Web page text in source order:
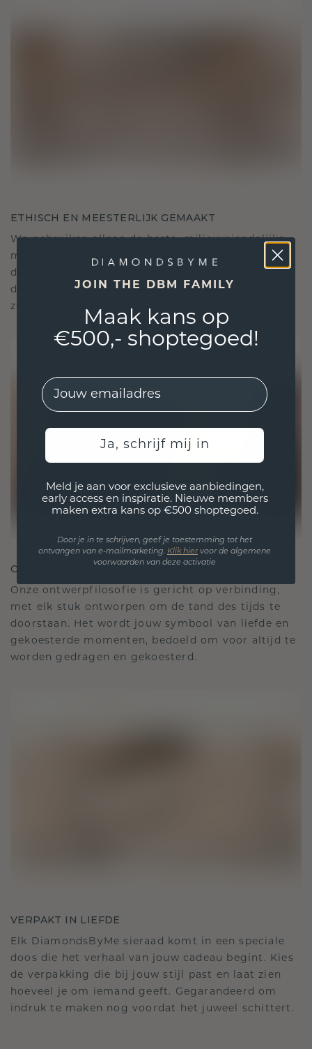
ETHISCH EN MEESTERLIJK GEMAAKT
We gebruiken alleen de beste, milieuvriendelijke
materialen en lab-grown diamanten. Onze
deskundige goudsmeden combineren
duurzaamheid met ongeëvenaard vakmanschap,
zodat je sieraden zowel ethisch als prachtig zijn.
ONTWORPEN VOOR VERBINDING
Onze ontwerpfilosofie is gericht op verbinding,
met elk stuk ontworpen om de tand des tijds te
doorstaan. Het wordt jouw symbool van liefde en
gekoesterde momenten, bedoeld om voor altijd te
worden gedragen en gekoesterd.
VERPAKT IN LIEFDE
Elk DiamondsByMe sieraad komt in een speciale
doos die het verhaal van jouw cadeau begint. Kies
de verpakking die bij jouw stijl past en laat zien
hoeveel je om iemand geeft. Gegarandeerd om
indruk te maken nog voordat het juweel schittert.
JOIN THE DBM FAMILY
Maak kans op
€500,- shoptegoed!
EMail
Ja, schrijf mij in
Meld je aan voor exclusieve aanbiedingen,
early access en inspiratie. Nieuwe members
maken extra kans op €500 shoptegoed.
Door je in te schrijven, geef je toestemming tot het
ontvangen van e-mailmarketing. Klik hiervoor de algemene
voorwaarden van deze activatie